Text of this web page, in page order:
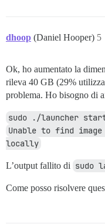
dhoop (Daniel Hooper) 5
Ok, ho aumentato la
rileva 40 GB (29%
problema. Ho bisogno di
sudo ./launcher
Unable to find
locally
L’output fallito di sudo
Come posso risolvere